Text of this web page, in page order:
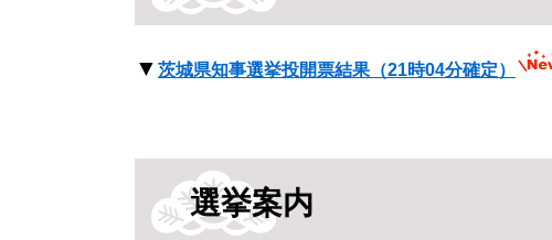
▼ 茨城県知事選挙投開票結果（21時04分確定）
選挙案内